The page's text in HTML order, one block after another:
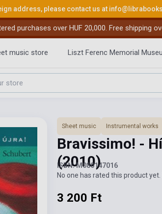
address, please contact us at
purchases over HUF 20,000. Free shipping
music store Liszt Ferenc Memorial
Sheet music Instrumental works
Bravissimo! -
(2010)
ISBN: M080147016
No one has rated this product
3 200 Ft